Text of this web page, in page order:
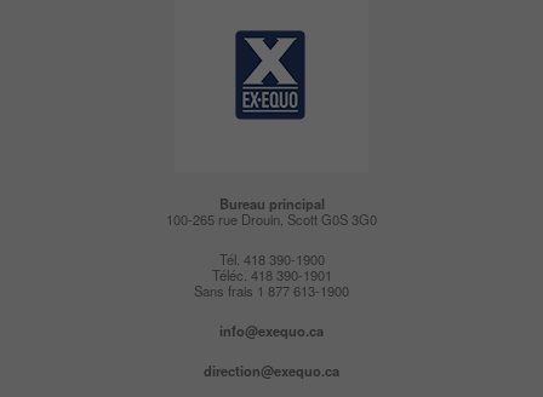
Bureau principal
100-265 rue Drouin, Scott G0S 3G0
Tél. 418 390-1900
Téléc. 418 390-1901
Sans frais 1 877 613-1900
info@exequo.ca
direction@exequo.ca